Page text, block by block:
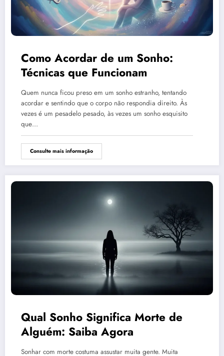
Como Acordar de um Sonho:
Técnicas que Funcionam
Quem nunca ficou preso em um sonho estranho, tentando
acordar e sentindo que o corpo não respondia direito. Às
vezes é um pesadelo pesado, às vezes um sonho esquisito
que…
Consulte mais informação
Qual Sonho Significa Morte de
Alguém: Saiba Agora
Sonhar com morte costuma assustar muita gente. Muita